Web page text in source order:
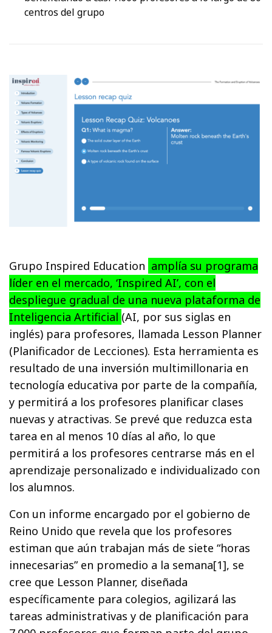
centros del grupo
Grupo Inspired Education amplía su programa
líder en el mercado, ‘Inspired AI’, con el
despliegue gradual de una nueva plataforma de
Inteligencia Artificial (AI, por sus siglas en
inglés) para profesores, llamada Lesson Planner
(Planificador de Lecciones). Esta herramienta es
resultado de una inversión multimillonaria en
tecnología educativa por parte de la compañía,
y permitirá a los profesores planificar clases
nuevas y atractivas. Se prevé que reduzca esta
tarea en al menos 10 días al año, lo que
permitirá a los profesores centrarse más en el
aprendizaje personalizado e individualizado con
los alumnos.
Con un informe encargado por el gobierno de
Reino Unido que revela que los profesores
estiman que aún trabajan más de siete “horas
innecesarias” en promedio a la semana[1], se
cree que Lesson Planner, diseñada
específicamente para colegios, agilizará las
tareas administrativas y de planificación para